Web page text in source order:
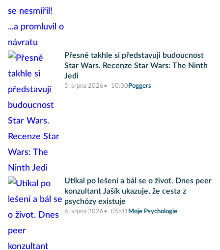
Přesně takhle si představuji budoucnost
Star Wars. Recenze Star Wars: The Ninth
Jedi
5. srpna 2026 10:30 Poggers
Utíkal po lešení a bál se o život. Dnes peer
konzultant Jašík ukazuje, že cesta z
psychózy existuje
6. srpna 2026 05:01 Moje Psychologie